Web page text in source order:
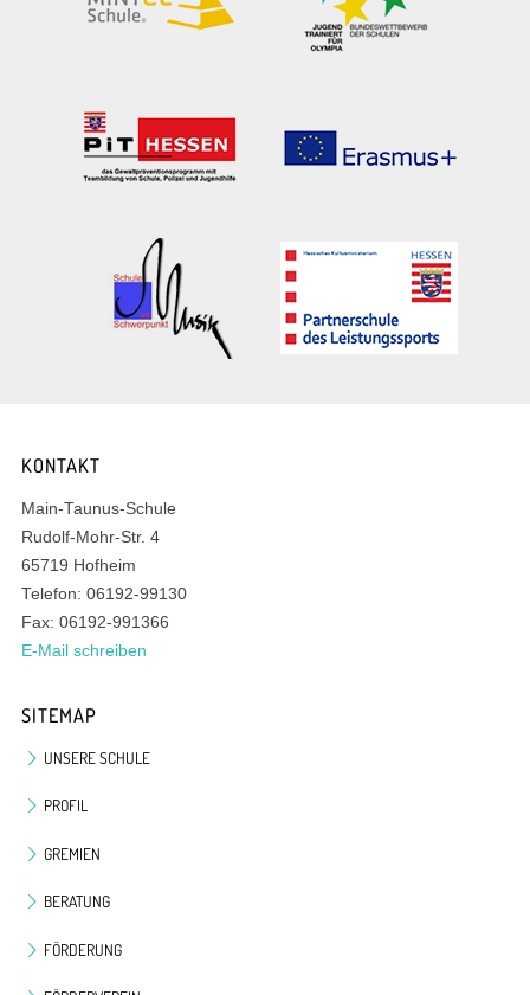
KONTAKT
Main-Taunus-Schule
Rudolf-Mohr-Str. 4
65719 Hofheim
Telefon: 06192-99130
Fax: 06192-991366
E-Mail schreiben
SITEMAP
UNSERE SCHULE
PROFIL
GREMIEN
BERATUNG
FÖRDERUNG